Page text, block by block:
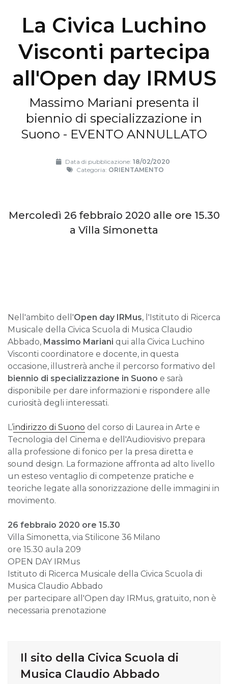
La Civica Luchino
Visconti partecipa
all'Open day IRMUS
Massimo Mariani presenta il
biennio di specializzazione in
Suono - EVENTO ANNULLATO
Data di pubblicazione: 18/02/2020
Categoria: ORIENTAMENTO
Mercoledì 26 febbraio 2020 alle ore 15.30
a Villa Simonetta
Nell'ambito dell'Open day IRMus, l'Istituto di Ricerca
Musicale della Civica Scuola di Musica Claudio
Abbado, Massimo Mariani qui alla Civica Luchino
Visconti coordinatore e docente, in questa
occasione, illustrerà anche il percorso formativo del
biennio di specializzazione in Suono e sarà
disponibile per dare informazioni e rispondere alle
curiosità degli interessati.
L’indirizzo di Suono del corso di Laurea in Arte e
Tecnologia del Cinema e dell'Audiovisivo prepara
alla professione di fonico per la presa diretta e
sound design. La formazione affronta ad alto livello
un esteso ventaglio di competenze pratiche e
teoriche legate alla sonorizzazione delle immagini in
movimento.
26 febbraio 2020 ore 15.30
Villa Simonetta, via Stilicone 36 Milano
ore 15.30 aula 209
OPEN DAY IRMus
Istituto di Ricerca Musicale della Civica Scuola di
Musica Claudio Abbado
per partecipare all'Open day IRMus, gratuito, non è
necessaria prenotazione
Il sito della Civica Scuola di
Musica Claudio Abbado